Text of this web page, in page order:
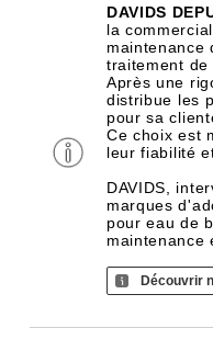
DAVIDS
la
maintenance
traitement de
Après une
distribue les
pour sa
Ce choix est
leur fiabilité
DAVIDS,
marques
pour eau de
maintenance
Découvrir